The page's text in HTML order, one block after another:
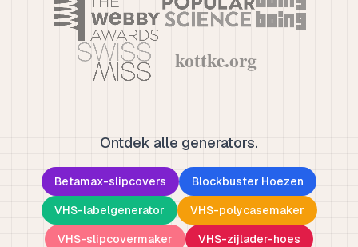
Ontdek alle generators.
Betamax-slipcovers
Blockbuster Hoezen
VHS-labelgenerator
VHS-polycasemaker
VHS-slipcovermaker
VHS-zijlader-hoes